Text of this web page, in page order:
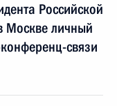
Российской
Москве личный
связи